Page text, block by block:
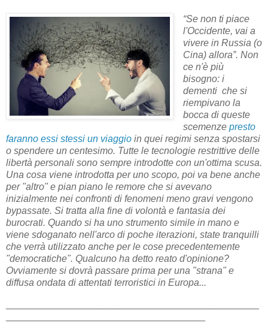
“Se non ti piace
l'Occidente, vai a
vivere in Russia (o
Cina) allora”. Non
ce n'è più
bisogno: i
dementi che si
riempivano la
bocca di queste
scemenze presto
faranno essi stessi un viaggio in quei regimi senza spostarsi
o spendere un centesimo. Tutte le tecnologie restrittive delle
libertà personali sono sempre introdotte con un'ottima scusa.
Una cosa viene introdotta per uno scopo, poi va bene anche
per "altro" e pian piano le remore che si avevano
inizialmente nei confronti di fenomeni meno gravi vengono
bypassate. Si tratta alla fine di volontà e fantasia dei
burocrati. Quando si ha uno strumento simile in mano e
viene sdoganato nell'arco di poche iterazioni, state tranquilli
che verrà utilizzato anche per le cose precedentemente
"democratiche". Qualcuno ha detto reato d'opinione?
Ovviamente si dovrà passare prima per una "strana" e
diffusa ondata di attentati terroristici in Europa...